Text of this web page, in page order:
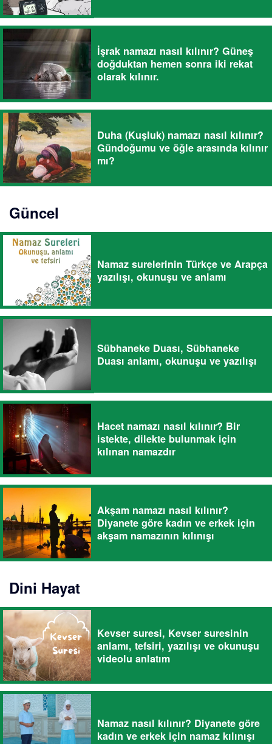
İşrak namazı nasıl kılınır? Güneş
doğduktan hemen sonra iki rekat
olarak kılınır.
Duha (Kuşluk) namazı nasıl kılınır?
Gündoğumu ve öğle arasında kılınır
mı?
Güncel
Namaz surelerinin Türkçe ve Arapça
yazılışı, okunuşu ve anlamı
Sübhaneke Duası, Sübhaneke
Duası anlamı, okunuşu ve yazılışı
Hacet namazı nasıl kılınır? Bir
istekte, dilekte bulunmak için
kılınan namazdır
Akşam namazı nasıl kılınır?
Diyanete göre kadın ve erkek için
akşam namazının kılınışı
Dini Hayat
Kevser suresi, Kevser suresinin
anlamı, tefsiri, yazılışı ve okunuşu
videolu anlatım
Namaz nasıl kılınır? Diyanete göre
kadın ve erkek için namaz kılınışı